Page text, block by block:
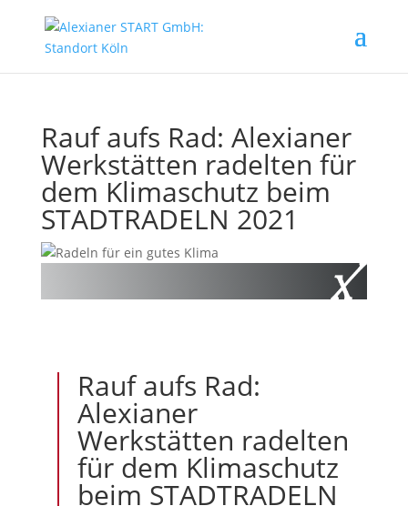
Rauf aufs Rad: Alexianer
Werkstätten radelten für
dem Klimaschutz beim
STADTRADELN 2021
Rauf aufs Rad:
Alexianer
Werkstätten radelten
für dem Klimaschutz
beim STADTRADELN